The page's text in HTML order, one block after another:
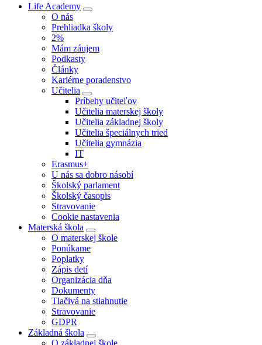
Life Academy
O nás
Prehliadka školy
2%
Mám záujem
Podkasty
Články
Kariérne poradenstvo
Učitelia
Príbehy učiteľov
Učitelia materskej školy
Učitelia základnej školy
Učitelia špeciálnych tried
Učitelia gymnázia
IT
Erasmus+
U nás sa dobro násobí
Školský parlament
Školský časopis
Stravovanie
Cookie nastavenia
Materská škola
O materskej škole
Ponúkame
Poplatky
Zápis detí
Organizácia dňa
Dokumenty
Tlačivá na stiahnutie
Stravovanie
GDPR
Základná škola
O základnej škole